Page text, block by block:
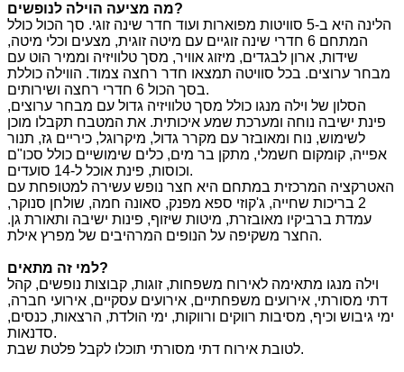
מה מציעה הוילה לנופשים?
הלינה היא ב-5 סוויטות מפוארות ועוד חדר שינה זוגי. סך הכול כולל
המתחם 6 חדרי שינה זוגיים עם מיטה זוגית, מצעים וכלי מיטה,
שידות, ארון לבגדים, מיזוג אוויר, מסך טלוויזיה וממיר הוט עם
מבחר ערוצים. בכל סוויטה תמצאו חדר רחצה צמוד. הווילה כוללת
בסך הכול 6 חדרי רחצה ושירותים.
הסלון של וילה מנגו כולל מסך טלוויזיה גדול עם מבחר ערוצים,
פינת ישיבה נוחה ומערכת שמע איכותית. את המטבח תקבלו מוכן
לשימוש, נוח ומאובזר עם מקרר גדול, מיקרוגל, כיריים גז, תנור
אפייה, קומקום חשמלי, מתקן בר מים, כלים שימושיים כולל סכו"ם
וכוסות, פינת אוכל ל-14 סועדים.
האטרקציה המרכזית במתחם היא חצר נופש עשירה למטופחת עם
2 בריכות שחייה, ג'קוזי ספא מפנק, סאונה חמה, שולחן סנוקר,
עמדת ברביקיו מאובזרת, מיטות שיזוף, פינות ישיבה ותאורת גן.
החצר משקיפה על הנופים המרהיבים של מפרץ אילת.
למי זה מתאים?
וילה מנגו מתאימה לאירוח משפחות, זוגות, קבוצות נופשים, קהל
דתי מסורתי, אירועים משפחתיים, אירועים עסקיים, אירועי חברה,
ימי גיבוש וכיף, מסיבות רווקים ורווקות, ימי הולדת, הרצאות, כנסים,
סדנאות.
לטובת אירוח דתי מסורתי תוכלו לקבל פלטת שבת.